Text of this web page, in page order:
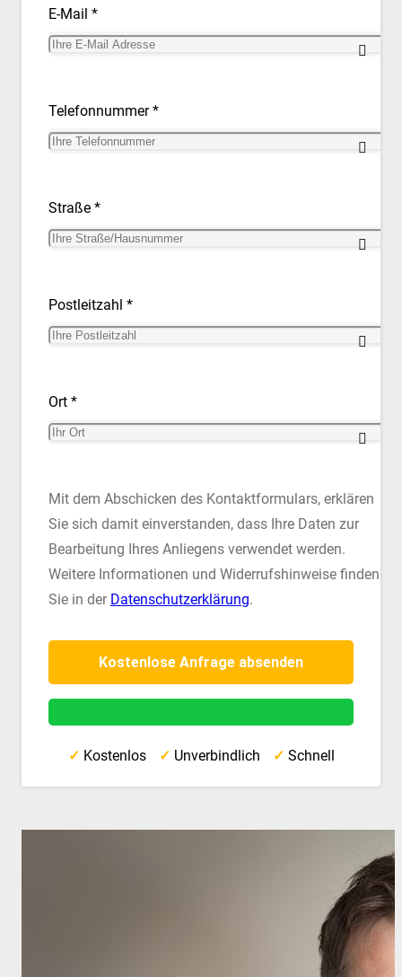
E-Mail *
Telefonnummer *
Straße *
Postleitzahl *
Ort *
Mit dem Abschicken des Kontaktformulars, erklären
Sie sich damit einverstanden, dass Ihre Daten zur
Bearbeitung Ihres Anliegens verwendet werden.
Weitere Informationen und Widerrufshinweise finden
Sie in der Datenschutzerklärung.
✓ Kostenlos ✓ Unverbindlich ✓ Schnell